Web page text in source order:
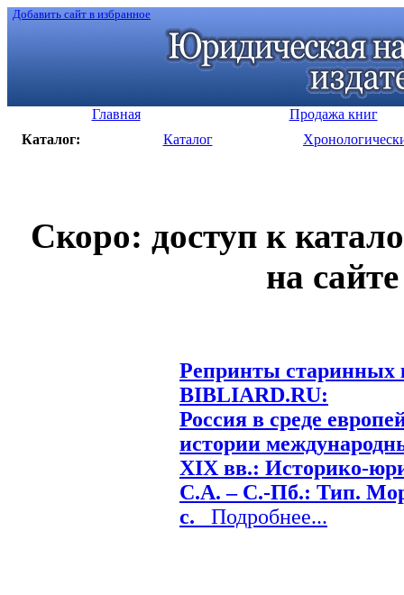
Добавить сайт в избранное
Главная
Продажа книг
Каталог:
Каталог
Скоро: доступ к
на
Репринты старинных
BIBLIARD.RU:
Россия в среде
истории
XIX вв.: Историко-
С.А. – С.-Пб.: Тип.
с. Подробнее...